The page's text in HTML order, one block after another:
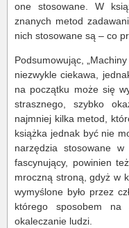
one stosowane. W
znanych metod
nich stosowane są – co
Podsumowując,
niezwykle ciekawa,
na początku może się
strasznego, szybko
najmniej kilka metod,
książka jednak być nie
narzędzia stosowane
fascynujący, powinien
mroczną stroną, gdyż w
wymyślone było przez
którego sposobem na
okaleczanie ludzi.